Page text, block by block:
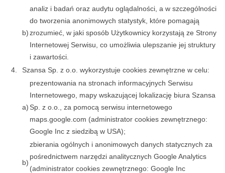
b)
analiz i badań oraz audytu oglądalności, a w szczególności
do tworzenia anonimowych statystyk, które pomagają
zrozumieć, w jaki sposób Użytkownicy korzystają ze Strony
Internetowej Serwisu, co umożliwia ulepszanie jej struktury
i zawartości.
4.
Szansa Sp. z o.o. wykorzystuje cookies zewnętrzne w celu:
a)
prezentowania na stronach informacyjnych Serwisu
Internetowego, mapy wskazującej lokalizację biura Szansa
Sp. z o.o., za pomocą serwisu internetowego
maps.google.com (administrator cookies zewnętrznego:
Google Inc z siedzibą w USA);
b)
zbierania ogólnych i anonimowych danych statycznych za
pośrednictwem narzędzi analitycznych Google Analytics
(administrator cookies zewnętrznego: Google Inc